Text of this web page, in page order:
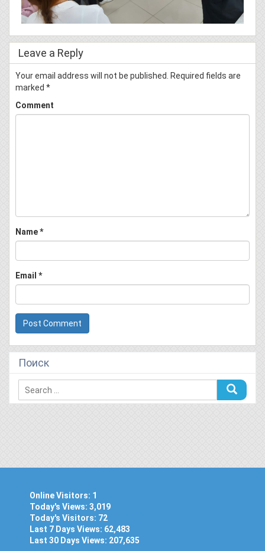
Leave a Reply
Your email address will not be published.
Required fields are
marked *
Comment
Name*
Email *
Поиск
Online Visitors: 1
Today's Views: 3,019
Today's Visitors: 72
Last 7 Days Views: 62,483
Last 30 Days Views: 207,635